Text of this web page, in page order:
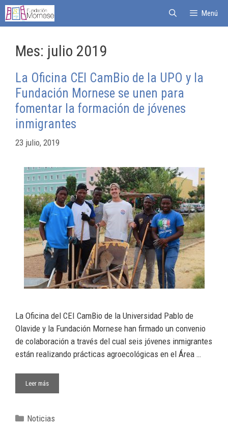
Menú
Mes: julio 2019
La Oficina CEI CamBio de la UPO y la
Fundación Mornese se unen para
fomentar la formación de jóvenes
inmigrantes
23 julio, 2019
La Oficina del CEI CamBio de la Universidad Pablo de
Olavide y la Fundación Mornese han firmado un convenio
de colaboración a través del cual seis jóvenes inmigrantes
están realizando prácticas agroecológicas en el Área …
Leer más
Noticias